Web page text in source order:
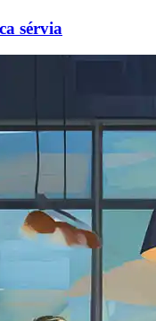
sérvia